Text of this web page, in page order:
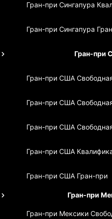
Гран-при Сингапура
Гран-при Сингапура
Гран-при
Гран-при США
Гран-при США
Гран-при США
Гран-при США
Гран-при США Гран-при
Гран-при
Гран-при Мексики